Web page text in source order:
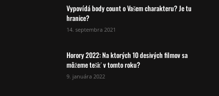
Vypovídá body count o Vašem charakteru? Je tu
hranice?
14. septembra 2021
Horory 2022: Na ktorých 10 desivých filmov sa
môžeme tešiť v tomto roku?
9. januára 2022